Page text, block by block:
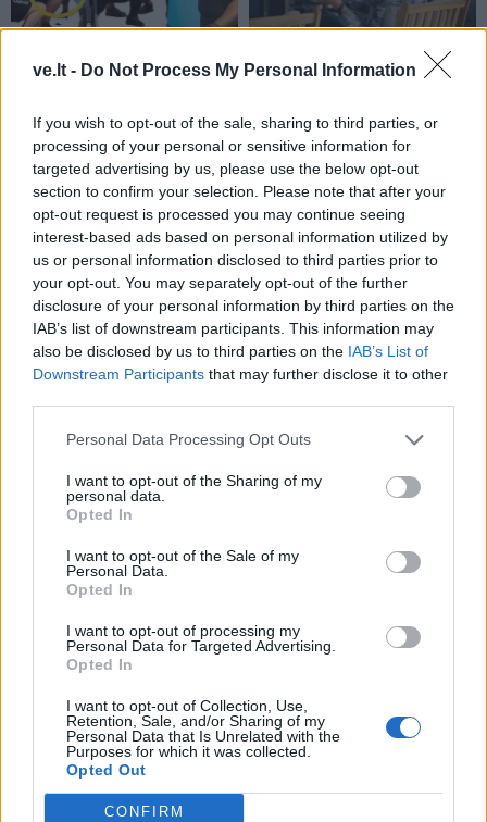
ve.lt - Do Not Process My Personal Information
If you wish to opt-out of the sale, sharing to third parties, or
processing of your personal or sensitive information for
targeted advertising by us, please use the below opt-out
section to confirm your selection. Please note that after your
opt-out request is processed you may continue seeing
interest-based ads based on personal information utilized by
us or personal information disclosed to third parties prior to
your opt-out. You may separately opt-out of the further
disclosure of your personal information by third parties on the
IAB’s list of downstream participants. This information may
also be disclosed by us to third parties on the IAB’s List of
Downstream Participants that may further disclose it to other
Personal Data Processing Opt Outs
I want to opt-out of the Sharing of my
personal data.
Opted In
I want to opt-out of the Sale of my
Personal Data.
Opted In
I want to opt-out of processing my
Personal Data for Targeted Advertising.
Opted In
I want to opt-out of Collection, Use,
Retention, Sale, and/or Sharing of my
Personal Data that Is Unrelated with the
Purposes for which it was collected.
Opted Out
CONFIRM
čempionei kenkęs lietuvis,
jo veiksmus tirs policija
pastatymo data:
nuomonę apie ją išsakė ir
pats olimpinis čempionas
Sportas
Klaipėdos paplūdimių
gelbėtojai – Lietuvos
iškovojo pirmąją vietą
Sportas
Lietuvos čempionų
klaipėdiečių sveikata
rūpinsis naujas komandos
narys